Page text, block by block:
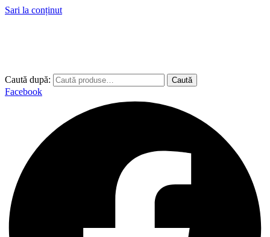
Sari la conținut
Caută după: Caută
Facebook